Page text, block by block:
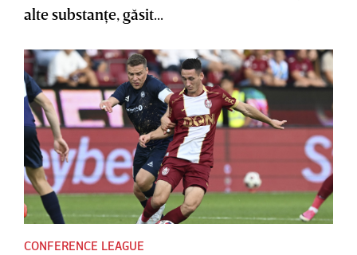
alte substanţe, găsit...
CONFERENCE LEAGUE